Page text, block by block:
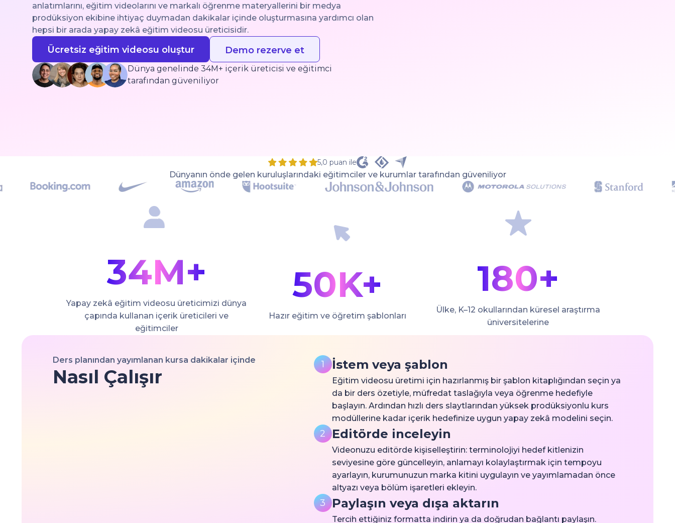
anlatımlarını, eğitim videolarını ve markalı öğrenme materyallerini bir medya
prodüksiyon ekibine ihtiyaç duymadan dakikalar içinde oluşturmasına yardımcı olan
hepsi bir arada yapay zekâ eğitim videosu üreticisidir.
Ücretsiz eğitim videosu oluştur Demo rezerve et
Dünya genelinde 34M+ içerik üreticisi ve eğitimci
tarafından güveniliyor
5,0 puan ile
Dünyanın önde gelen kuruluşlarındaki eğitimciler ve kurumlar tarafından güveniliyor
34M+
Yapay zekâ eğitim videosu üreticimizi dünya
çapında kullanan içerik üreticileri ve
eğitimciler
50K+
Hazır eğitim ve öğretim şablonları
180+
Ülke, K–12 okullarından küresel araştırma
üniversitelerine
Ders planından yayımlanan kursa dakikalar içinde
Nasıl Çalışır
1 İstem veya şablon
Eğitim videosu üretimi için hazırlanmış bir şablon kitaplığından seçin ya
da bir ders özetiyle, müfredat taslağıyla veya öğrenme hedefiyle
başlayın. Ardından hızlı ders slaytlarından yüksek prodüksiyonlu kurs
modüllerine kadar içerik hedefinize uygun yapay zekâ modelini seçin.
2 Editörde inceleyin
Videonuzu editörde kişiselleştirin: terminolojiyi hedef kitlenizin
seviyesine göre güncelleyin, anlamayı kolaylaştırmak için tempoyu
ayarlayın, kurumunuzun marka kitini uygulayın ve yayımlamadan önce
altyazı veya bölüm işaretleri ekleyin.
3 Paylaşın veya dışa aktarın
Tercih ettiğiniz formatta indirin ya da doğrudan bağlantı paylaşın.